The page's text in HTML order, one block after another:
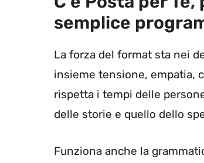
semplice
La forza del format sta nei
insieme tensione, empatia,
rispetta i tempi delle
delle storie e quello dello
Funziona anche la